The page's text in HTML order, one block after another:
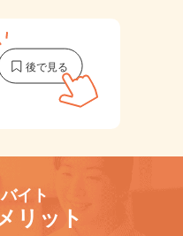
イト
リット